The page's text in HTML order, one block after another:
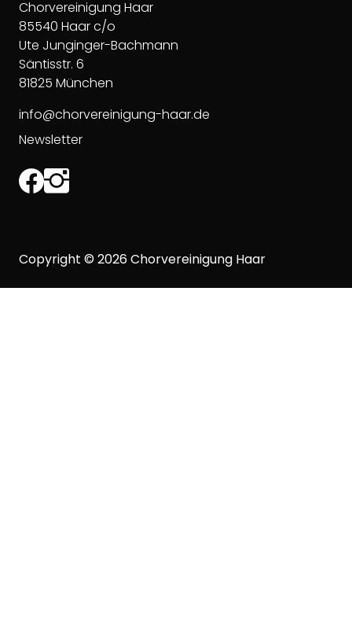
Chorvereinigung Haar
85540 Haar c/o
Ute Junginger-Bachmann
Säntisstr. 6
81825 München
info@chorvereinigung-haar.de
Newsletter
Copyright © 2026Chorvereinigung Haar